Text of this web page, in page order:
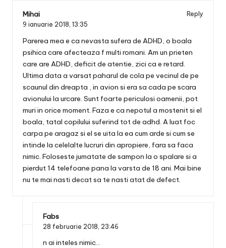
Mihai
Reply
9 ianuarie 2018, 13:35
Parerea mea e ca nevasta sufera de ADHD, o boala
psihica care afecteaza f multi romani. Am un prieten
care are ADHD, deficit de atentie, zici ca e retard.
Ultima data a varsat paharul de cola pe vecinul de pe
scaunul din dreapta , in avion si era sa cada pe scara
avionului la urcare. Sunt foarte periculosi oamenii, pot
muri in orice moment. Faza e ca nepotul a mostenit si el
boala, tatal copilului suferind tot de adhd. A luat foc
carpa pe aragaz si el se uita la ea cum arde si cum se
intinde la celelalte lucruri din apropiere, fara sa faca
nimic. Foloseste jumatate de sampon la o spalare si a
pierdut 14 telefoane pana la varsta de 18 ani. Mai bine
nu te mai nasti decat sa te nasti atat de defect.
Fabs
28 februarie 2018, 23:46
n ai inteles nimic…